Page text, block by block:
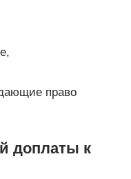
право
доплаты к